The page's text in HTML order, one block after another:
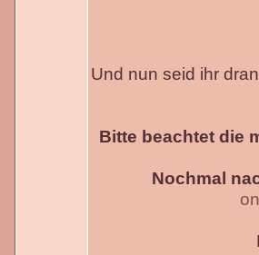
Und nun seid ihr
Bitte beachtet die
Nochmal